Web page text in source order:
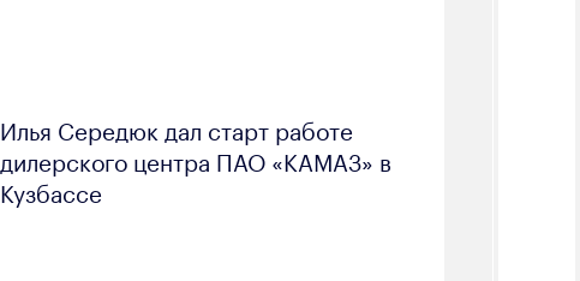
Илья Середюк дал старт работе
дилерского центра ПАО «КАМАЗ» в
Кузбассе